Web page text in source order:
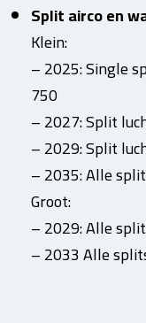
Split airco en
Klein:
– 2025: Single
750
– 2027: Split
– 2029: Split
– 2035: Alle
Groot:
– 2029: Alle
– 2033 Alle